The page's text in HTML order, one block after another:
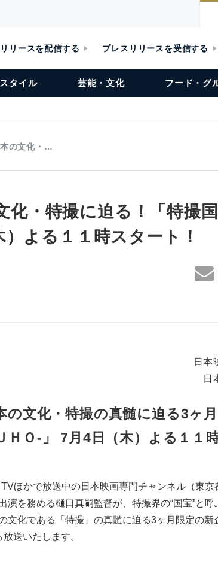
リースを配信する プレスリリースを受信する
タイル 芸能・文化 フード・グ
の文化・…
化・特撮に迫る！「特撮
）よる１１時スタート！
日本
日
の文化・特撮の真髄に迫る3ヶ
ＨＯ‐」 7月4日（木）よる１１
ほかで放送中の日本映画専門チャンネル（東京
演を務める樋口真嗣監督が、特撮界の“国宝”と
文化である「特撮」の真髄に迫る3ヶ月限定の新
送いたします。